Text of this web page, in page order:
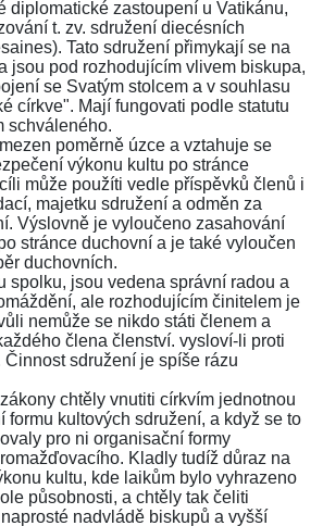
diplomatické zastoupení u Vatikánu,
t. zv. sdružení diecésních
Tato sdružení přimykají se na
jsou pod rozhodujícím vlivem biskupa,
se Svatým stolcem a v souhlasu
církve". Mají fungovati podle statutu
schváleného.
poměrně úzce a vztahuje se
výkonu kultu po stránce
může použíti vedle příspěvků členů i
majetku sdružení a odměn za
Výslovně je vyloučeno zasahování
stránce duchovní a je také vyloučen
duchovních.
spolku, jsou vedena správní radou a
ale rozhodujícím činitelem je
nemůže se nikdo státi členem a
člena členství. vysloví-li proti
Činnost sdružení je spíše rázu
chtěly vnutiti církvím jednotnou
formu kultových sdružení, a když se to
pro ni organisační formy
Kladly tudíž důraz na
kultu, kde laikům bylo vyhrazeno
působnosti, a chtěly tak čeliti
nadvládě biskupů a vyšší